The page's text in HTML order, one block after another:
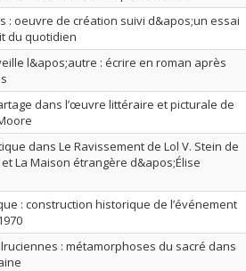
: oeuvre de création suivi d&apos;un essai
du quotidien
l&apos;autre : écrire en roman après
dans l’œuvre littéraire et picturale de
dans Le Ravissement de Lol V. Stein de
La Maison étrangère d&apos;Élise
: construction historique de l’événement
: métamorphoses du sacré dans